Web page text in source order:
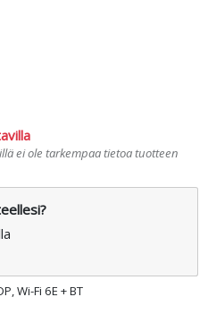
Wi-Fi 6E + BT
ei ole tarkempaa tietoa tuotteen